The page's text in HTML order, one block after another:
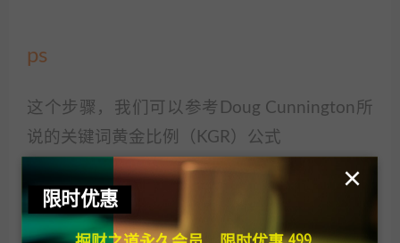
ps
这个步骤，我们可以参考Doug Cunnington所
说的关键词黄金比例（KGR）公式
计算公式为：KGR=Google搜索结果标题命中
的关键词网页数量 / 该关键词的月度本地搜
限时优惠
×